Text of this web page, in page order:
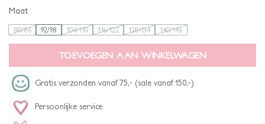
Maat
80/86 92/98 104/110 116/122 128/134 140/146
TOEVOEGEN AAN WINKELWAGEN
Gratis verzonden vanaf 75,- (sale vanaf 150,-)
Persoonlijke service